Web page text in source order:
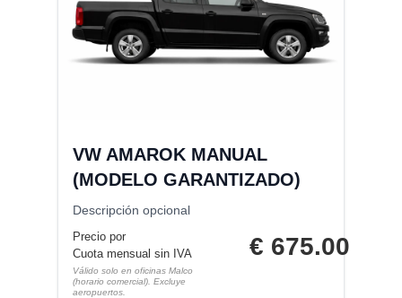
VW AMAROK MANUAL
(MODELO GARANTIZADO)
Descripción opcional
Precio por
Cuota mensual sin IVA
Válido solo en oficinas Malco
(horario comercial). Excluye
aeropuertos.
€ 675.00